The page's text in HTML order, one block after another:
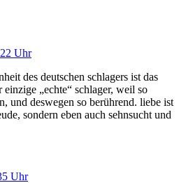
Uhr
des deutschen schlagers ist das
„echte“ schlager, weil so
und deswegen so berührend. liebe ist
sondern eben auch sehnsucht und
Uhr